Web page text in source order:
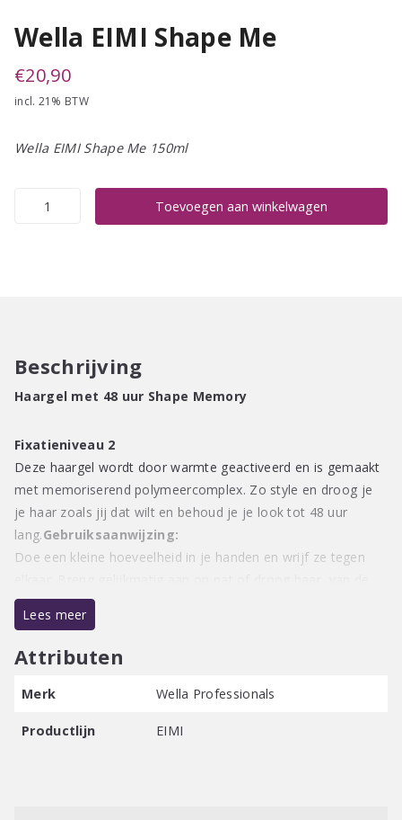
Wella EIMI Shape Me
€20,90
incl. 21% BTW
Wella EIMI Shape Me 150ml
Toevoegen aan winkelwagen
Beschrijving
Haargel met 48 uur Shape Memory
Fixatieniveau 2
Deze haargel wordt door warmte geactiveerd en is gemaakt
met memoriserend polymeercomplex. Zo style en droog je
je haar zoals jij dat wilt en behoud je je look tot 48 uur
lang.Gebruiksaanwijzing:
Doe een kleine hoeveelheid in je handen en wrijf ze tegen
aanzet tot in de punten.
Lees meer
Attributen
Merk Wella Professionals
Productlijn EIMI